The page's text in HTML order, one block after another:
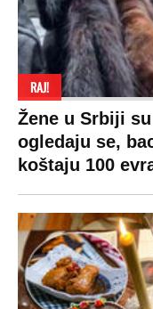
Za posnu
izdvojiti
plata ode na
VESTI
Društvo
Hronika
Ekonomija
Beograd
Zasadi drvo
Kosovo
Zvezde
Holivud
Kviz